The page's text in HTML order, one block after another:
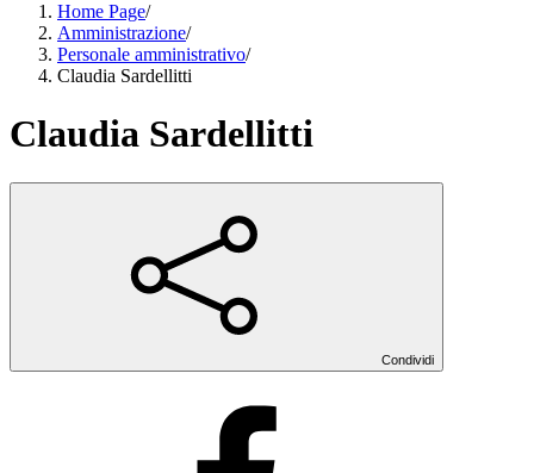
Home Page/
Amministrazione/
Personale amministrativo/
Claudia Sardellitti
Claudia Sardellitti
Condividi